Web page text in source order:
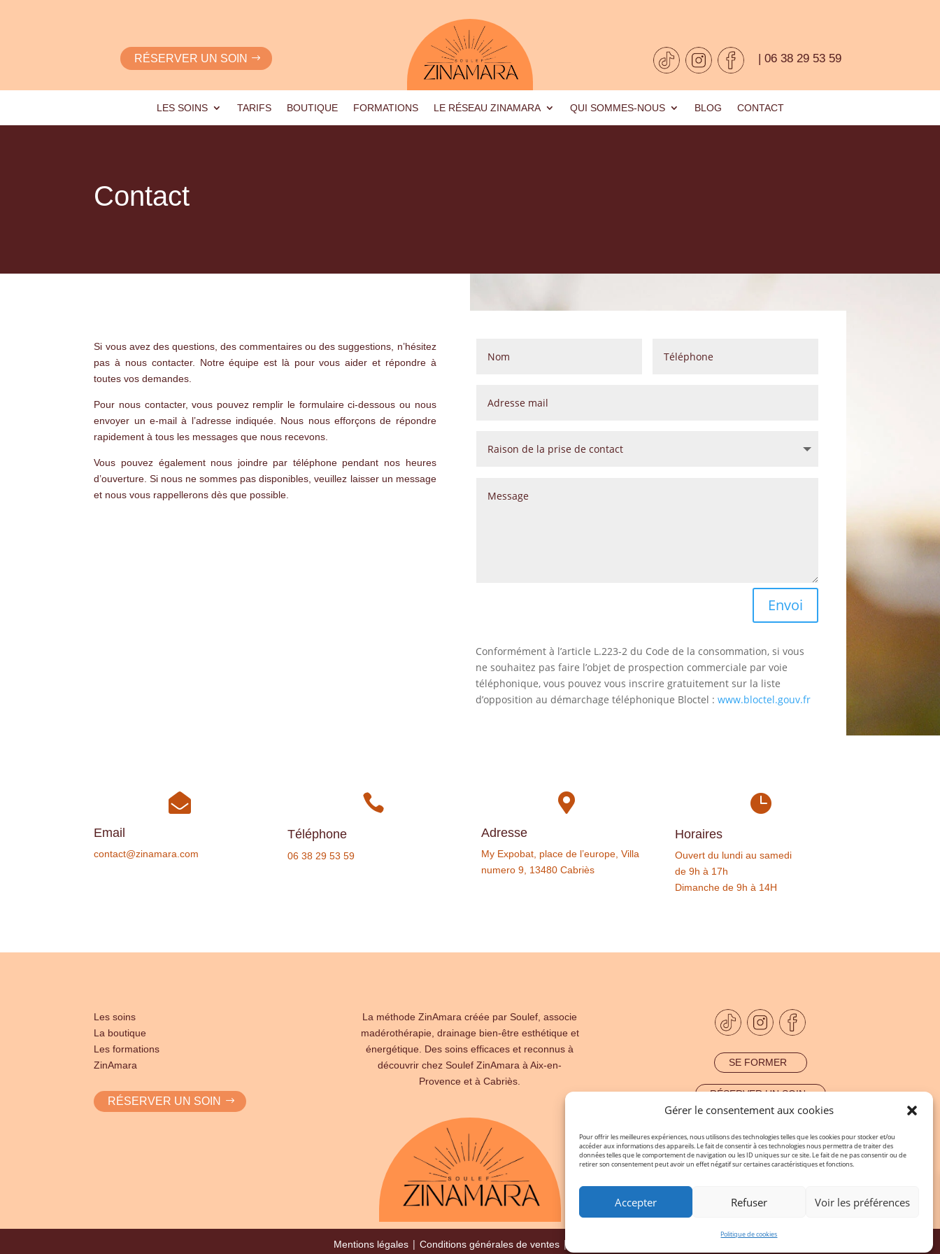
Gérer le consentement aux cookies
Pour offrir les meilleures expériences, nous utilisons des technologies telles que les cookies pour stocker et/ou
accéder aux informations des appareils. Le fait de consentir à ces technologies nous permettra de traiter des
données telles que le comportement de navigation ou les ID uniques sur ce site. Le fait de ne pas consentir ou de
retirer son consentement peut avoir un effet négatif sur certaines caractéristiques et fonctions.
Accepter Refuser Voir les préférences
Politique de cookies
RÉSERVER UN SOIN | 06 38 29 53 59
LES SOINS TARIFS BOUTIQUE FORMATIONS LE RÉSEAU ZINAMARA QUI SOMMES-NOUS BLOG CONTACT
Contact
Si vous avez des questions, des commentaires ou des suggestions, n’hésitez
pas à nous contacter. Notre équipe est là pour vous aider et répondre à
toutes vos demandes.
Pour nous contacter, vous pouvez remplir le formulaire ci-dessous ou nous
envoyer un e-mail à l’adresse indiquée. Nous nous efforçons de répondre
rapidement à tous les messages que nous recevons.
Vous pouvez également nous joindre par téléphone pendant nos heures
d’ouverture. Si nous ne sommes pas disponibles, veuillez laisser un message
et nous vous rappellerons dès que possible.
Envoi
Conformément à l’article L.223-2 du Code de la consommation, si vous
ne souhaitez pas faire l’objet de prospection commerciale par voie
téléphonique, vous pouvez vous inscrire gratuitement sur la liste
d’opposition au démarchage téléphonique Bloctel :www.bloctel.gouv.fr

Email
contact@zinamara.com

Téléphone
06 38 29 53 59

Adresse
My Expobat, place de l’europe, Villa
numero 9, 13480 Cabriès

Horaires
Ouvert du lundi au samedi
de 9h à 17h
Dimanche de 9h à 14H
Les soins
La boutique
Les formations
ZinAmara
RÉSERVER UN SOIN
La méthode ZinAmara créée par Soulef, associe
madérothérapie, drainage bien-être esthétique et
énergétique. Des soins efficaces et reconnus à
découvrir chez Soulef ZinAmara à Aix-en-
Provence et à Cabriès.
SE FORMER
RÉSERVER UN SOIN
0189470014 CM2C
médiateur de la consommation
Mentions légales| Conditions générales de ventes|